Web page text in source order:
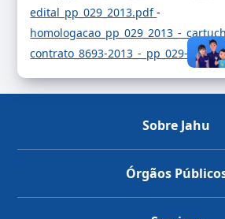
edital_pp_029_2013.pdf-
homologacao_pp_029_2013_-
contrato_8693-2013_-_pp_029-
Sobre Jahu
Órgãos